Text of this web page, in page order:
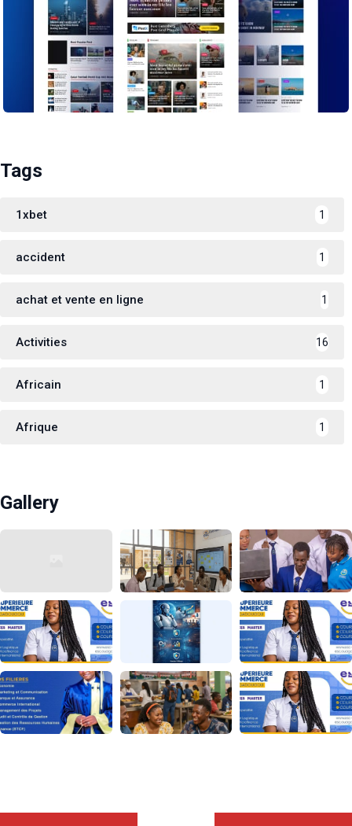
Tags
1xbet 1
accident 1
achat et vente en ligne 1
Activities 16
Africain 1
Afrique 1
Gallery